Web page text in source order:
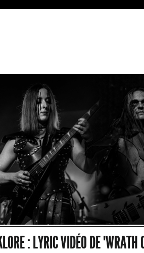
: LYRIC VIDÉO DE "WRATH